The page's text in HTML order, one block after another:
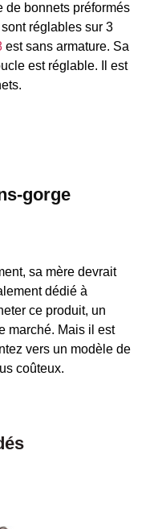
de bonnets préformés
réglables sur 3
est sans armature. Sa
est réglable. Il est
gorge
sa mère devrait
dédié à
ce produit, un
marché. Mais il est
vers un modèle de
coûteux.